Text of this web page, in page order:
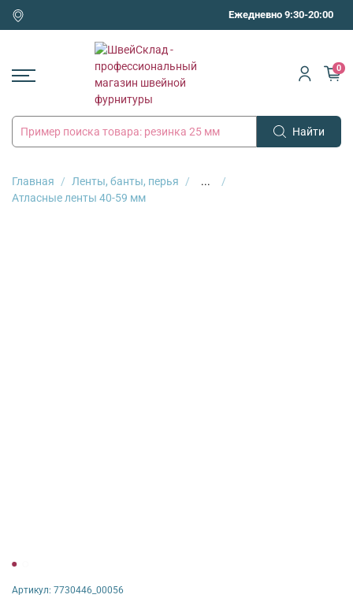
Ежедневно 9:30-20:00
Найти
0
Главная Ленты, банты, перья
...
Атласные ленты 40-59 мм
Артикул: 7730446_00056